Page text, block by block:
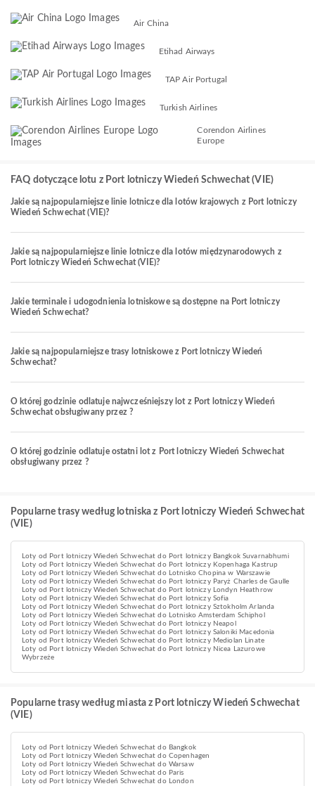
Air China
Etihad Airways
TAP Air Portugal
Turkish Airlines
Corendon Airlines
Europe
FAQ dotyczące lotu z Port lotniczy Wiedeń Schwechat (VIE)
Jakie są najpopularniejsze linie lotnicze dla lotów krajowych z Port lotniczy
Wiedeń Schwechat (VIE)?
Jakie są najpopularniejsze linie lotnicze dla lotów międzynarodowych z
Port lotniczy Wiedeń Schwechat (VIE)?
Jakie terminale i udogodnienia lotniskowe są dostępne na Port lotniczy
Wiedeń Schwechat?
Jakie są najpopularniejsze trasy lotniskowe z Port lotniczy Wiedeń
Schwechat?
O której godzinie odlatuje najwcześniejszy lot z Port lotniczy Wiedeń
Schwechat obsługiwany przez ?
O której godzinie odlatuje ostatni lot z Port lotniczy Wiedeń Schwechat
obsługiwany przez ?
Popularne trasy według lotniska z Port lotniczy Wiedeń Schwechat
(VIE)
Loty od Port lotniczy Wiedeń Schwechat do Port lotniczy Bangkok Suvarnabhumi
Loty od Port lotniczy Wiedeń Schwechat do Port lotniczy Kopenhaga Kastrup
Loty od Port lotniczy Wiedeń Schwechat do Lotnisko Chopina w Warszawie
Loty od Port lotniczy Wiedeń Schwechat do Port lotniczy Paryż Charles de Gaulle
Loty od Port lotniczy Wiedeń Schwechat do Port lotniczy Londyn Heathrow
Loty od Port lotniczy Wiedeń Schwechat do Port lotniczy Sofia
Loty od Port lotniczy Wiedeń Schwechat do Port lotniczy Sztokholm Arlanda
Loty od Port lotniczy Wiedeń Schwechat do Lotnisko Amsterdam Schiphol
Loty od Port lotniczy Wiedeń Schwechat do Port lotniczy Neapol
Loty od Port lotniczy Wiedeń Schwechat do Port lotniczy Saloniki Macedonia
Loty od Port lotniczy Wiedeń Schwechat do Port lotniczy Mediolan Linate
Loty od Port lotniczy Wiedeń Schwechat do Port lotniczy Nicea Lazurowe
Wybrzeże
Popularne trasy według miasta z Port lotniczy Wiedeń Schwechat
(VIE)
Loty od Port lotniczy Wiedeń Schwechat do Bangkok
Loty od Port lotniczy Wiedeń Schwechat do Copenhagen
Loty od Port lotniczy Wiedeń Schwechat do Warsaw
Loty od Port lotniczy Wiedeń Schwechat do Paris
Loty od Port lotniczy Wiedeń Schwechat do London